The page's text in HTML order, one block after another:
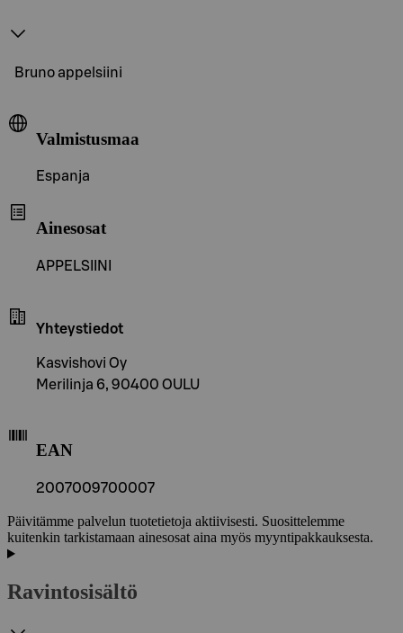
Bruno appelsiini
Valmistusmaa
Espanja
Ainesosat
APPELSIINI
Yhteystiedot
Kasvishovi Oy
Merilinja 6, 90400 OULU
EAN
2007009700007
Päivitämme palvelun tuotetietoja aktiivisesti. Suosittelemme
kuitenkin tarkistamaan ainesosat aina myös myyntipakkauksesta.
Ravintosisältö